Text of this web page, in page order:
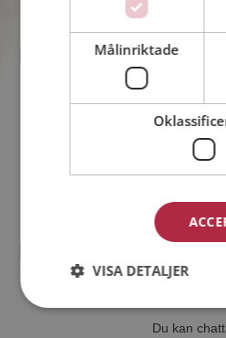
38 år från
Söker kvinna
43 år från
Du kan
Målinriktade
VISA DETALJER